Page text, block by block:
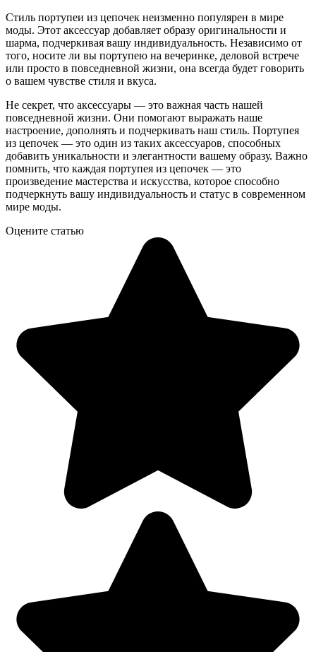
Стиль портупеи из цепочек неизменно популярен в мире
моды. Этот аксессуар добавляет образу оригинальности и
шарма, подчеркивая вашу индивидуальность. Независимо от
того, носите ли вы портупею на вечеринке, деловой встрече
или просто в повседневной жизни, она всегда будет говорить
о вашем чувстве стиля и вкуса.
Не секрет, что аксессуары — это важная часть нашей
повседневной жизни. Они помогают выражать наше
настроение, дополнять и подчеркивать наш стиль. Портупея
из цепочек — это один из таких аксессуаров, способных
добавить уникальности и элегантности вашему образу. Важно
помнить, что каждая портупея из цепочек — это
произведение мастерства и искусства, которое способно
подчеркнуть вашу индивидуальность и статус в современном
мире моды.
Оцените статью